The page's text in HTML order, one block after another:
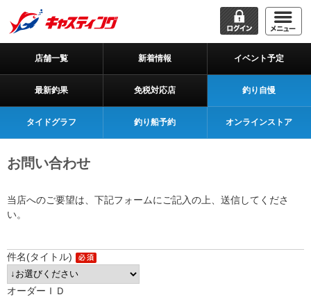
店舗一覧 新着情報 イベント予定
最新釣果 免税対応店 釣り自慢
タイドグラフ 釣り船予約 オンラインストア
お問い合わせ
当店へのご要望は、下記フォームにご記入の上、送信してくださ
い。
件名(タイトル)
オーダーＩＤ